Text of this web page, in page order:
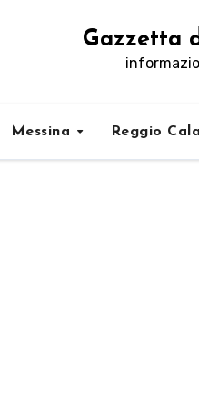
Gazzetta
Messina Reggio